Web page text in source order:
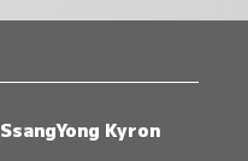
SsangYong Kyron